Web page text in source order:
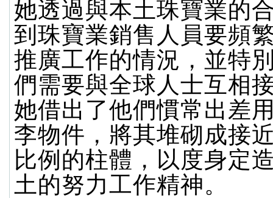
她透過與本土珠寶業的
到珠寶業銷售人員要頻
推廣工作的情況，並特
們需要與全球人士互相
她借出了他們慣常出差
李物件，將其堆砌成接
比例的柱體，以度身定
土的努力工作精神。